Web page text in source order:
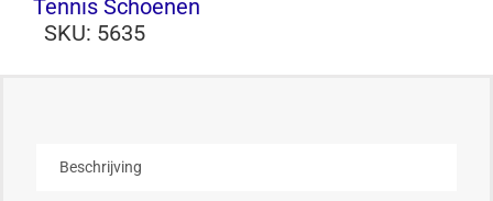
Tennis Schoenen
SKU: 5635
Beschrijving